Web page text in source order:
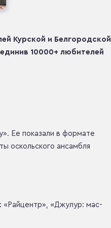
Курской и Белгородской
10000+ любителей
Ее показали в формате
оскольского ансамбля
«Райцентр», «Джулур: мас-